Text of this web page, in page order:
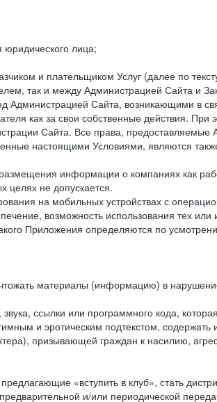
лица;
и плательщиком Услуг (далее по
так и между Администрацией Сайта и
Администрацией Сайта, возникающими в
как за свои собственные действия.
Сайта. Все права, предоставляемые
настоящими Условиями, являются
информации о компаниях как
целях не допускается.
на мобильных устройствах с
возможность использования тех
Приложения определяются по
материалы (информацию) в
ссылки или программного кода,
и эротическим подтекстом,
призывающей граждан к насилию,
«вступить в клуб», стать
и/или периодической